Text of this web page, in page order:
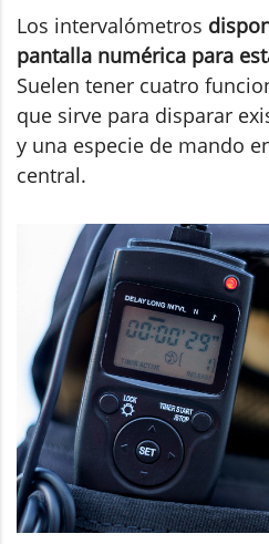
Los intervalómetros
pantalla numérica para
Suelen tener cuatro
que sirve para disparar
y una especie de mando
central.